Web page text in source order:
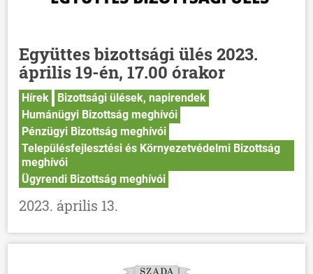
Együttes bizottsági ülés 2023.
április 19-én, 17.00 órakor
Hírek
Bizottsági ülések, napirendek
Humánügyi Bizottság meghívói
Pénzügyi Bizottság meghívói
Településfejlesztési és Környezetvédelmi Bizottság
meghívói
Ügyrendi Bizottság meghívói
2023. április 13.